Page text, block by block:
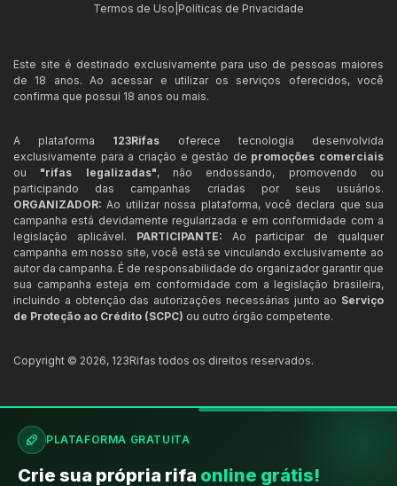
Termos de Uso Políticas de Privacidade
Este site é destinado exclusivamente para uso de pessoas maiores
de 18 anos. Ao acessar e utilizar os serviços oferecidos, você
confirma que possui 18 anos ou mais.
A plataforma 123Rifas oferece tecnologia desenvolvida
exclusivamente para a criação e gestão de promoções comerciais
ou "rifas legalizadas", não endossando, promovendo ou
participando das campanhas criadas por seus usuários.
ORGANIZADOR: Ao utilizar nossa plataforma, você declara que sua
campanha está devidamente regularizada e em conformidade com a
legislação aplicável. PARTICIPANTE: Ao participar de qualquer
campanha em nosso site, você está se vinculando exclusivamente ao
autor da campanha. É de responsabilidade do organizador garantir que
sua campanha esteja em conformidade com a legislação brasileira,
incluindo a obtenção das autorizações necessárias junto ao Serviço
de Proteção ao Crédito (SCPC) ou outro órgão competente.
Copyright © 2026, 123Rifas todos os direitos reservados.
PLATAFORMA GRATUITA
Crie sua própria rifa online grátis!